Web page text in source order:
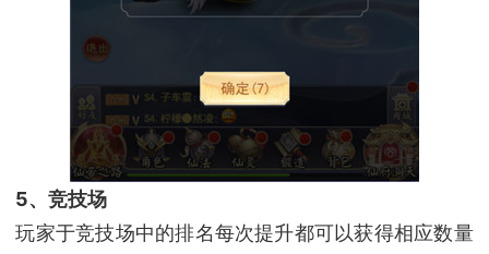
5、竞技场
玩家于竞技场中的排名每次提升都可以获得相应数量